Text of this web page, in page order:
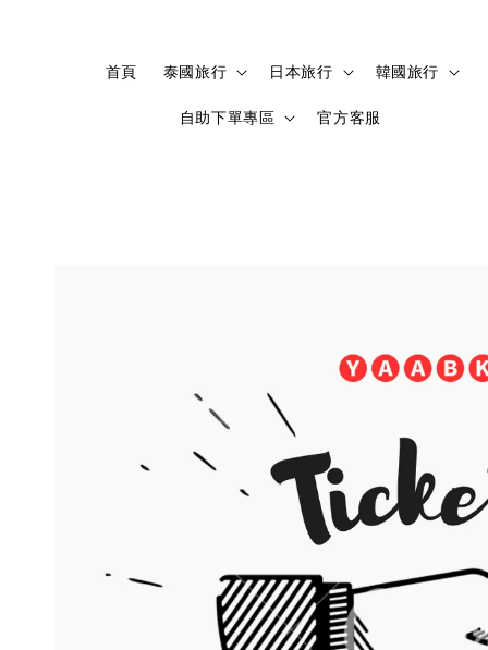
首頁 泰國旅行 日本旅行 韓國旅行
自助下單專區 官方客服